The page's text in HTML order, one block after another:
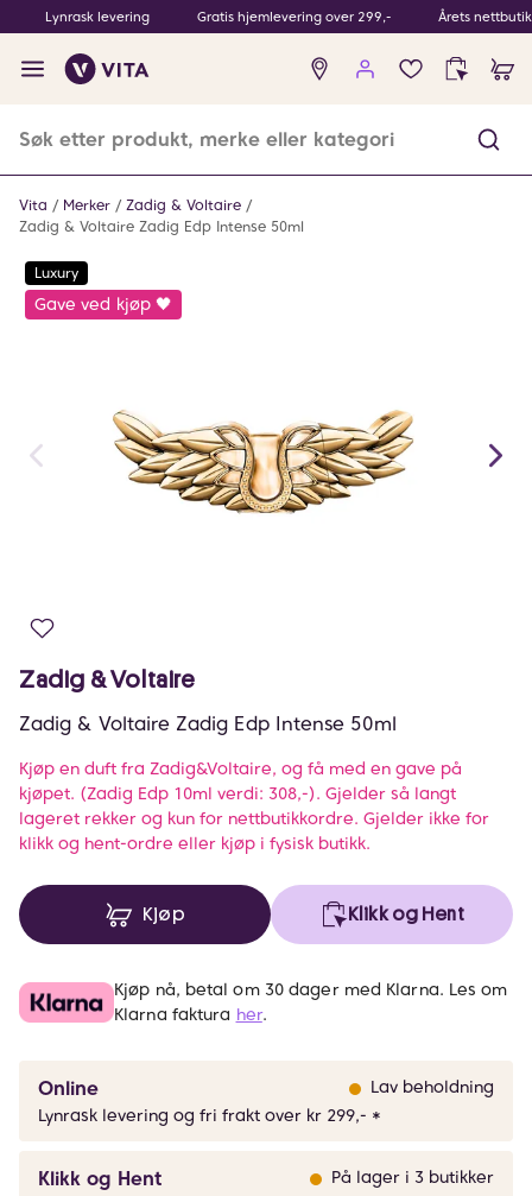
Lynrask levering Gratis hjemlevering over 299,- Årets
Ingen
produkter
Vita Merker
Zadig & Voltaire
Zadig & Voltaire Zadig Edp Intense 50ml
Luxury
Gave ved kjøp 🖤
Zadig & Voltaire
Zadig & Voltaire Zadig Edp Intense 50ml
Kjøp en duft fra Zadig&Voltaire, og få med en gave på
kjøpet. (Zadig Edp 10ml verdi: 308,-). Gjelder så langt
lageret rekker og kun for nettbutikkordre. Gjelder ikke for
klikk og hent-ordre eller kjøp i fysisk butikk.
Kjøp Klikk og Hent
Kjøp nå, betal om 30 dager med Klarna. Les om
Klarna faktura her.
Online
Lav beholdning
Lynrask levering og fri frakt over kr 299,- *
Klikk og Hent
På lager i 3 butikker